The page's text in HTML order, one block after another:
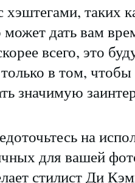
хэштегами, таких
дать вам
всего, это
в том,
значимую
на
для вашей
стилист Ди